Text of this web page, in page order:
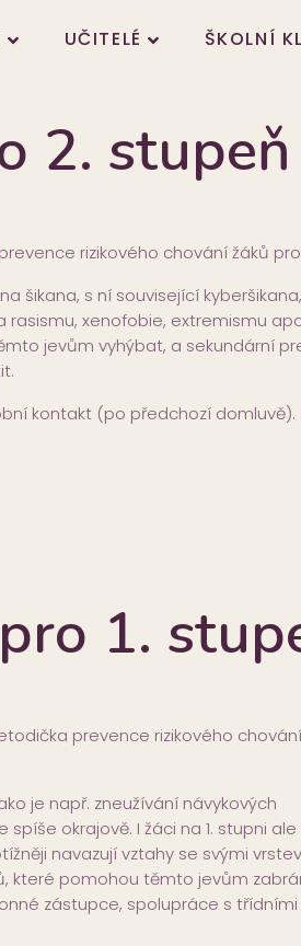
UČITELÉ ŠKOLNÍ
2. stupeň
rizikového chování žáků
šikana, s ní související
xenofobie, extremismu
jevům vyhýbat, a sekundární
kontakt (po předchozí domluvě).
1.
prevence rizikového
je např. zneužívání návykových
okrajově. I žáci na 1. stupni
navazují vztahy se svými
které pomohou těmto jevům
zástupce, spolupráce s